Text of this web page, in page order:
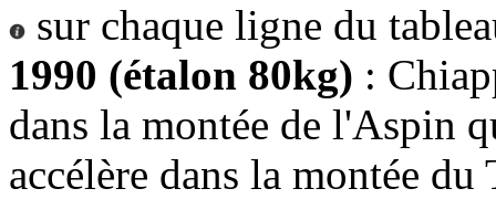
sur chaque ligne du
1990 (étalon 80kg) :
dans la montée de l'Aspin
accélère dans la montée